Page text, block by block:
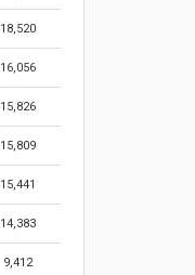
18,520
16,056
15,826
15,809
15,441
14,383
9,412